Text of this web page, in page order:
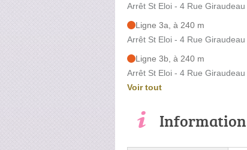
Arrêt St Eloi - 4 Rue Giraudeau
Ligne 3a, à 240 m
Arrêt St Eloi - 4 Rue Giraudeau
Ligne 3b, à 240 m
Arrêt St Eloi - 4 Rue Giraudeau
Voir tout